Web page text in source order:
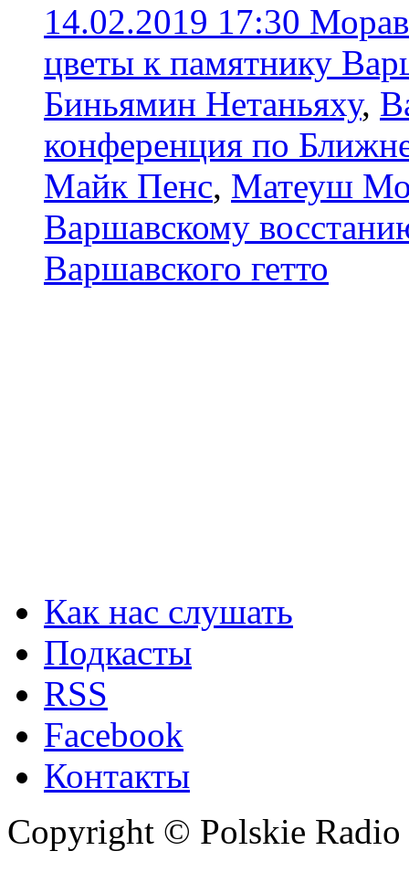
14.02.2019 17:30
цветы к памятнику
Биньямин Нетаньяху,
конференция по
Майк Пенс, Матеуш
Варшавскому
Варшавского гетто
Как нас слушать
Подкасты
RSS
Facebook
Контакты
Copyright © Polskie